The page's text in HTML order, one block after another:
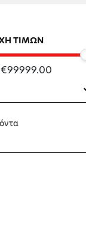
ΤΙΜΩΝ
€99999.00